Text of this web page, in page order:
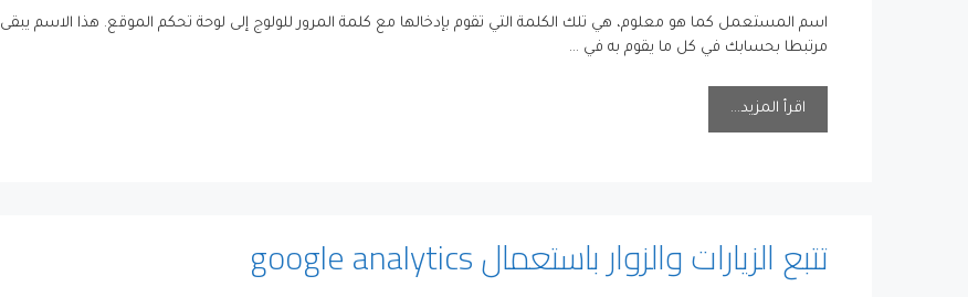
اسم المستعمل كما هو معلوم، هي تلك الكلمة التي تقوم بإدخالها مع كلمة المرور للولوج إلى لوحة تحكم الموقع. هذا الاسم يبقى
مرتبطا بحسابك في كل ما يقوم به في …
اقرأ المزيد…
تتبع الزيارات والزوار باستعمال google analytics